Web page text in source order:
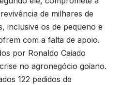
de milhares de
inclusive os de pequeno e
com a falta de apoio.
por Ronaldo Caiado
no agronegócio goiano.
122 pedidos de